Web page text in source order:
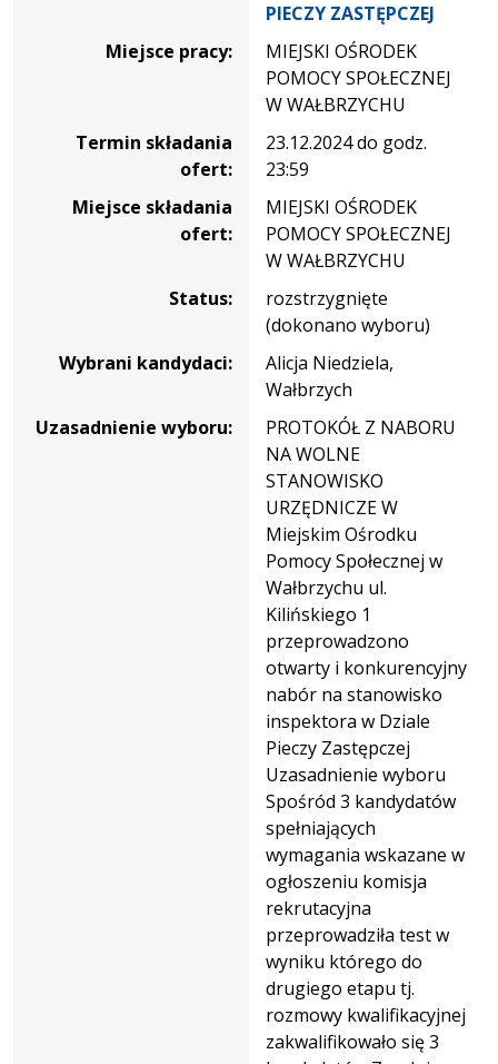
PIECZY ZASTĘPCZEJ
Miejsce pracy:
MIEJSKI OŚRODEK
POMOCY SPOŁECZNEJ
W WAŁBRZYCHU
Termin składania
ofert:
23.12.2024 do godz.
23:59
Miejsce składania
ofert:
MIEJSKI OŚRODEK
POMOCY SPOŁECZNEJ
W WAŁBRZYCHU
Status:
rozstrzygnięte
(dokonano wyboru)
Wybrani kandydaci:
Alicja Niedziela,
Wałbrzych
Uzasadnienie wyboru:
PROTOKÓŁ Z NABORU
NA WOLNE
STANOWISKO
URZĘDNICZE W
Miejskim Ośrodku
Pomocy Społecznej w
Wałbrzychu ul.
Kilińskiego 1
przeprowadzono
otwarty i konkurencyjny
nabór na stanowisko
inspektora w Dziale
Pieczy Zastępczej
Uzasadnienie wyboru
Spośród 3 kandydatów
spełniających
wymagania wskazane w
ogłoszeniu komisja
rekrutacyjna
przeprowadziła test w
wyniku którego do
drugiego etapu tj.
rozmowy kwalifikacyjnej
zakwalifikowało się 3